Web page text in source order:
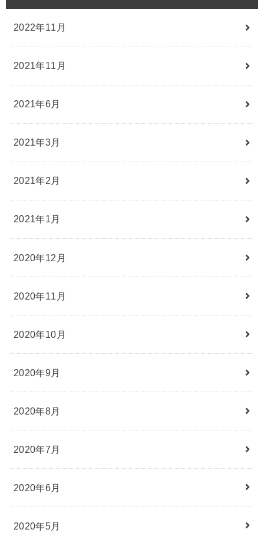
2022年11月
2021年11月
2021年6月
2021年3月
2021年2月
2021年1月
2020年12月
2020年11月
2020年10月
2020年9月
2020年8月
2020年7月
2020年6月
2020年5月